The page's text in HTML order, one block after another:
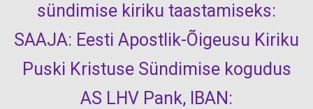
sündimise kiriku taastamiseks:
SAAJA: Eesti Apostlik-Õigeusu Kiriku
Puski Kristuse Sündimise kogudus
AS LHV Pank, IBAN: